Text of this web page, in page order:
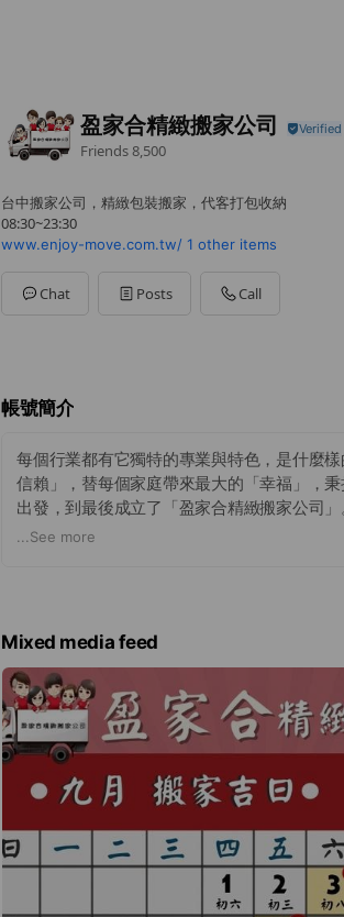
盈家合精緻搬家公司
Friends8,500
台中搬家公司，精緻包裝搬家，代客打包收納
08:30~23:30
www.enjoy-move.com.tw/ 1 other items
Chat Posts Call
帳號簡介
每個行業都有它獨特的專業與特色，是什麼
信賴」，替每個家庭帶來最大的「幸福」，
出發，到最後成立了「盈家合精緻搬家公司
事前的溝通及詳細的說明，搬運過程中，將
份單純真誠、細水長流的服務情誼，把這一
一位需要搬遷的朋友們。 而這份初衷初衷一
角，延伸至各個角落，讓這份愛與服務信念在
...See more
Mixed media feed